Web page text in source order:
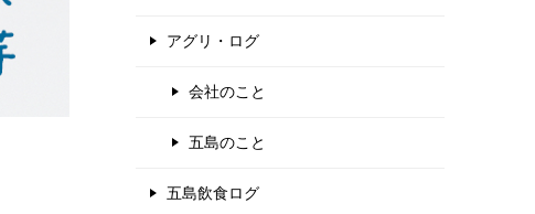
アグリ・ログ
会社のこと
五島のこと
五島飲食ログ